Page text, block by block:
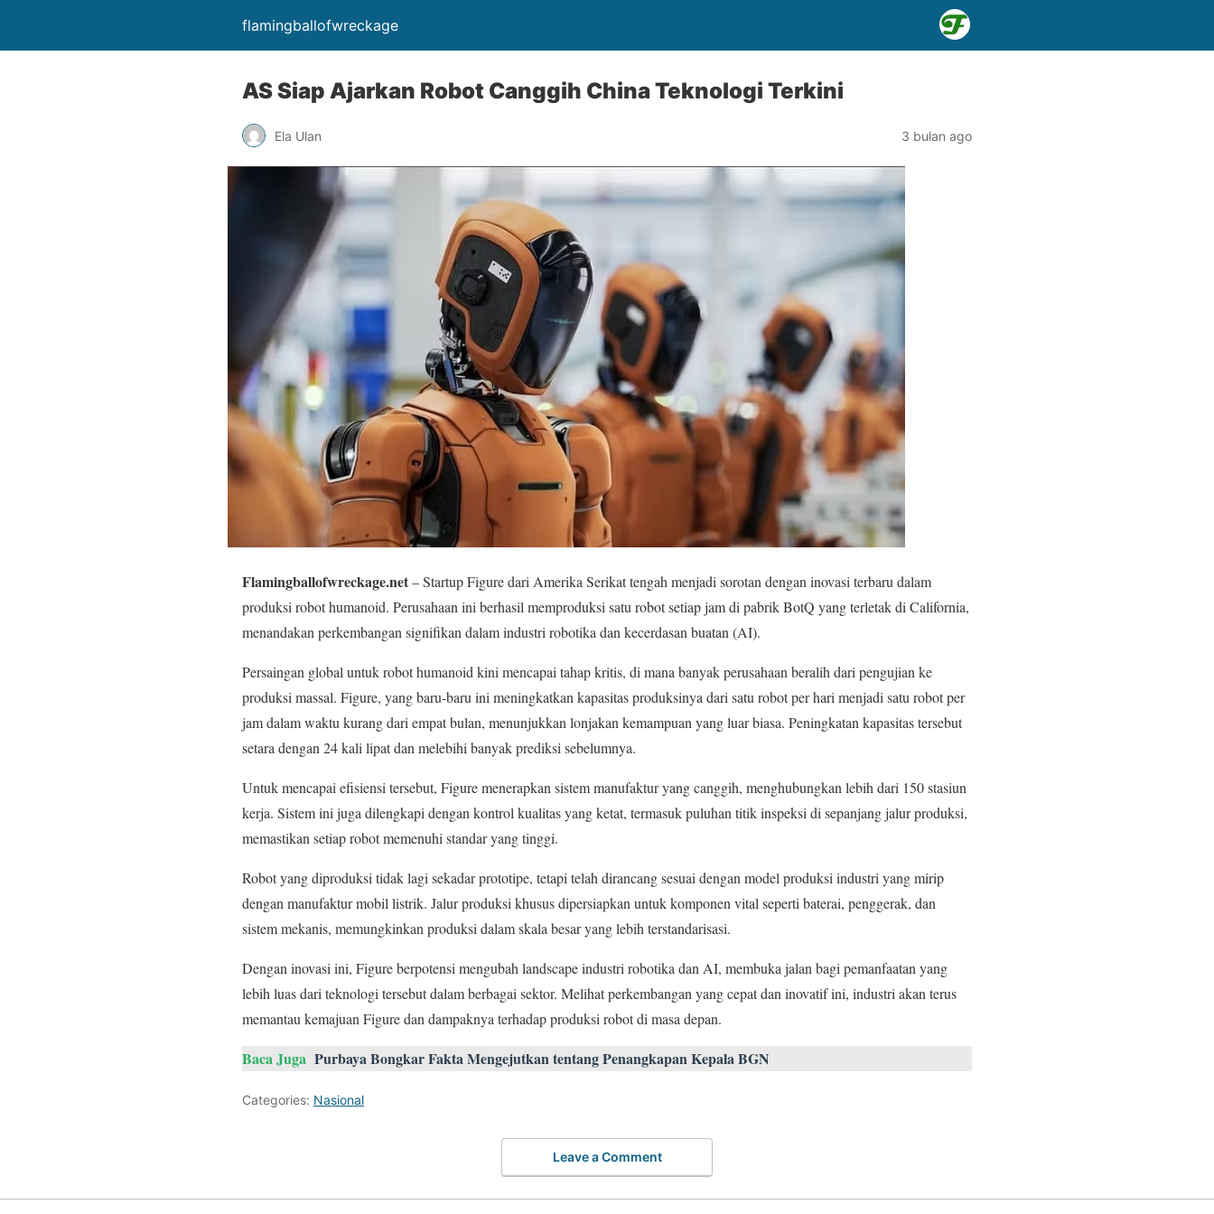
flamingballofwreckage
AS Siap Ajarkan Robot Canggih China Teknologi Terkini
Ela Ulan 3 bulan ago
Flamingballofwreckage.net– Startup Figure dari Amerika Serikat tengah menjadi sorotan dengan inovasi terbaru dalam
produksi robot humanoid. Perusahaan ini berhasil memproduksi satu robot setiap jam di pabrik BotQ yang terletak di California,
menandakan perkembangan signifikan dalam industri robotika dan kecerdasan buatan (AI).
Persaingan global untuk robot humanoid kini mencapai tahap kritis, di mana banyak perusahaan beralih dari pengujian ke
produksi massal. Figure, yang baru-baru ini meningkatkan kapasitas produksinya dari satu robot per hari menjadi satu robot per
jam dalam waktu kurang dari empat bulan, menunjukkan lonjakan kemampuan yang luar biasa. Peningkatan kapasitas tersebut
setara dengan 24 kali lipat dan melebihi banyak prediksi sebelumnya.
Untuk mencapai efisiensi tersebut, Figure menerapkan sistem manufaktur yang canggih, menghubungkan lebih dari 150 stasiun
kerja. Sistem ini juga dilengkapi dengan kontrol kualitas yang ketat, termasuk puluhan titik inspeksi di sepanjang jalur produksi,
memastikan setiap robot memenuhi standar yang tinggi.
Robot yang diproduksi tidak lagi sekadar prototipe, tetapi telah dirancang sesuai dengan model produksi industri yang mirip
dengan manufaktur mobil listrik. Jalur produksi khusus dipersiapkan untuk komponen vital seperti baterai, penggerak, dan
sistem mekanis, memungkinkan produksi dalam skala besar yang lebih terstandarisasi.
Dengan inovasi ini, Figure berpotensi mengubah landscape industri robotika dan AI, membuka jalan bagi pemanfaatan yang
lebih luas dari teknologi tersebut dalam berbagai sektor. Melihat perkembangan yang cepat dan inovatif ini, industri akan terus
memantau kemajuan Figure dan dampaknya terhadap produksi robot di masa depan.
Baca Juga Purbaya Bongkar Fakta Mengejutkan tentang Penangkapan Kepala BGN
Categories: Nasional
Leave a Comment